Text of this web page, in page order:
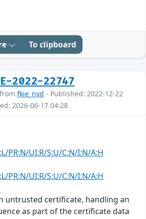
To clipboard
2022-22747
fkie_nvd - Published: 2022-12-22
2026-06-17 04:28
PR:N/UI:R/S:U/C:N/I:N/A:H
PR:N/UI:R/S:U/C:N/I:N/A:H
untrusted certificate, handling an
as part of the certificate data